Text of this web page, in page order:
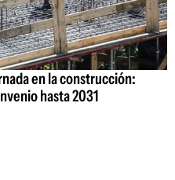
en la construcción:
hasta 2031